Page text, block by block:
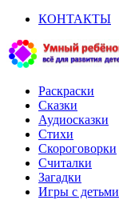
КОНТАКТЫ
Раскраски
Сказки
Аудиосказки
Стихи
Скороговорки
Считалки
Загадки
Игры с детьми